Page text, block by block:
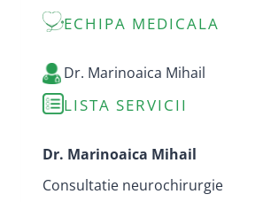
ECHIPA MEDICALA
Dr. Marinoaica Mihail
LISTA SERVICII
Dr. Marinoaica Mihail
Consultatie neurochirurgie